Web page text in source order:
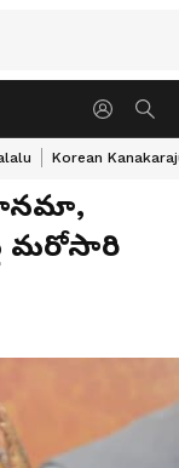
Korean
మరోసారి